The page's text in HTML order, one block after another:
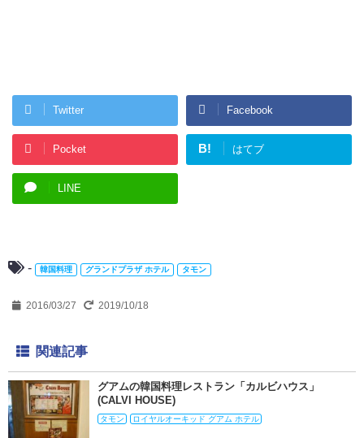
Twitter Facebook
Pocket B! はてブ
LINE
- 韓国料理 グランドプラザ ホテル タモン
2016/03/27 2019/10/18
関連記事
グアムの韓国料理レストラン「カルビハウス」
(CALVI HOUSE)
タモン ロイヤルオーキッド グアム ホテル